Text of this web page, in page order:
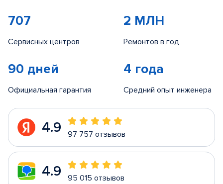
707
Сервисных центров
2 МЛН
Ремонтов в год
90 дней
Официальная гарантия
4 года
Средний опыт инженера
4.9 97 757 отзывов
4.9 95 015 отзывов